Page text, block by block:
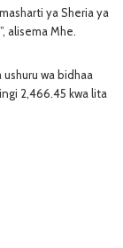
ya Sheria ya
alisema Mhe.
wa bidhaa
2,466.45 kwa lita